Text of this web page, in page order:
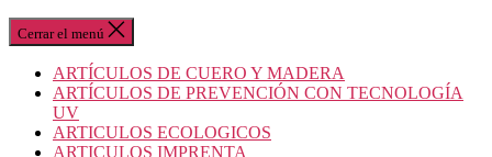
Cerrar el menú
ARTÍCULOS DE CUERO Y MADERA
ARTÍCULOS DE PREVENCIÓN CON TECNOLOGÍA
UV
ARTICULOS ECOLOGICOS
ARTICULOS IMPRENTA